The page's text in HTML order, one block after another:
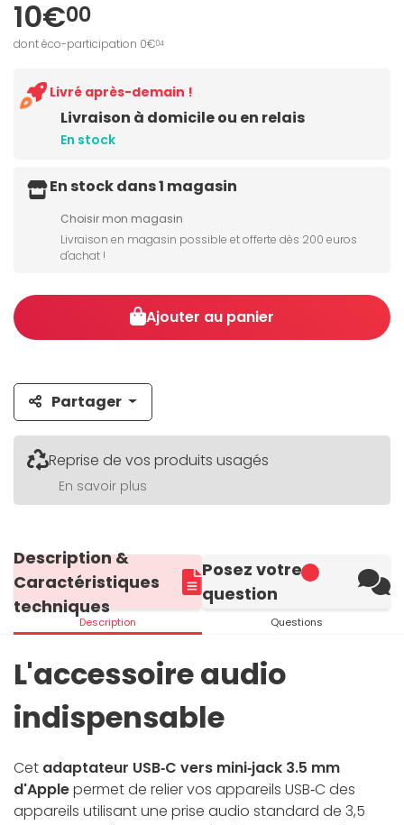
10€00
dont éco-participation 0€04
Livraison à domicile ou en relais
En stock
Livré après-demain !
En stock dans 1 magasin
Choisir mon magasin
Livraison en magasin possible et offerte dès 200 euros
d'achat !
Ajouter au panier
Partager
Reprise de vos produits usagés
En savoir plus
Description &
Caractéristiques
techniques
Description
Posez votre
question
Questions
L'accessoire audio
indispensable
Cet adaptateur USB‑C vers mini‑jack 3.5 mm
d'Applepermet de relier vos appareils USB‑C des
appareils utilisant une prise audio standard de 3,5